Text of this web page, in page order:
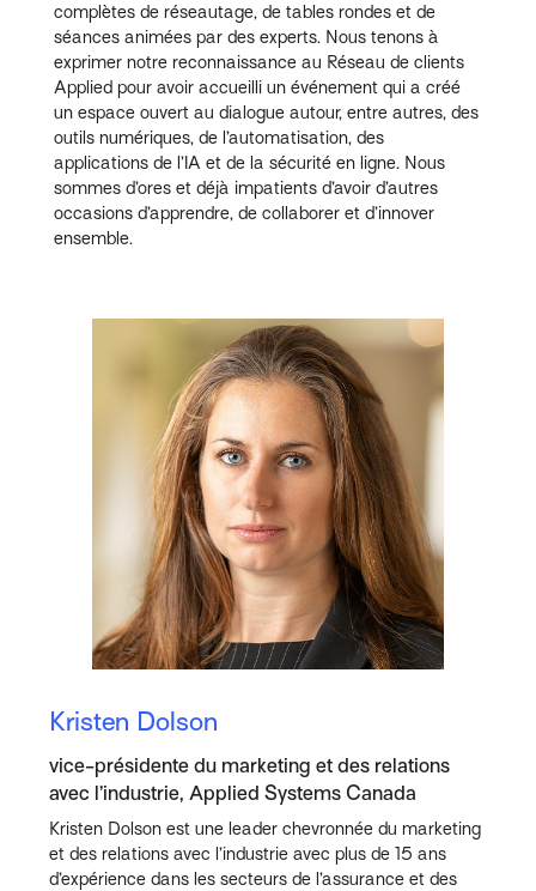
complètes de réseautage, de tables rondes et de
séances animées par des experts. Nous tenons à
exprimer notre reconnaissance au Réseau de clients
Applied pour avoir accueilli un événement qui a créé
un espace ouvert au dialogue autour, entre autres, des
outils numériques, de l’automatisation, des
applications de l’IA et de la sécurité en ligne. Nous
sommes d’ores et déjà impatients d’avoir d’autres
occasions d’apprendre, de collaborer et d’innover
ensemble.
Kristen Dolson
vice-présidente du marketing et des relations
avec l’industrie, Applied Systems Canada
Kristen Dolson est une leader chevronnée du marketing
et des relations avec l’industrie avec plus de 15 ans
d’expérience dans les secteurs de l’assurance et des